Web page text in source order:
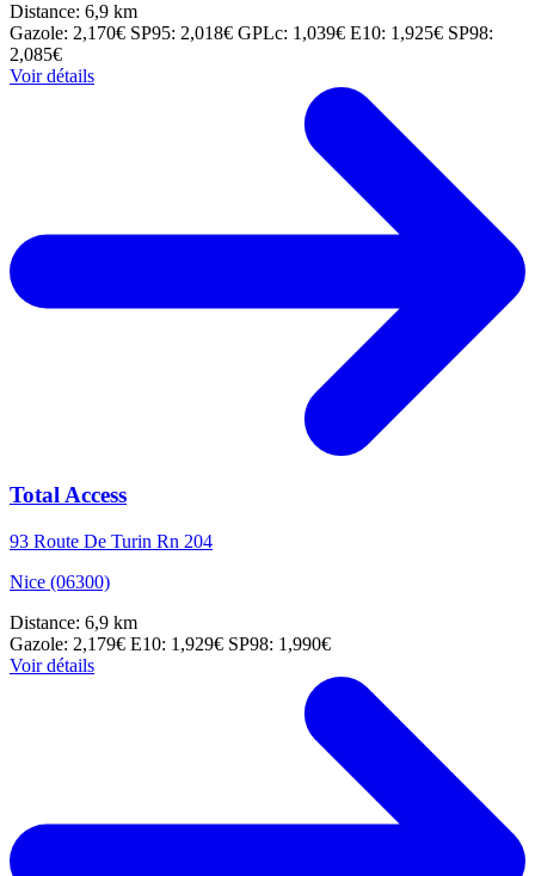
Distance: 6,9 km
Gazole: 2,170€ SP95: 2,018€ GPLc: 1,039€ E10: 1,925€ SP98:
2,085€
Voir détails
Total Access
93 Route De Turin Rn 204
Nice (06300)
Distance: 6,9 km
Gazole: 2,179€ E10: 1,929€ SP98: 1,990€
Voir détails